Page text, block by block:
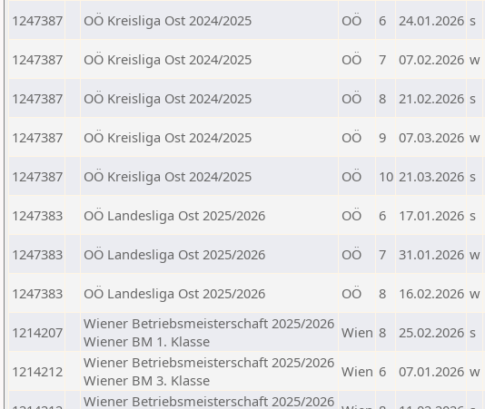
1247387 OÖ Kreisliga Ost 2024/2025 OÖ 6 24.01.2026 s
1247387 OÖ Kreisliga Ost 2024/2025 OÖ 7 07.02.2026 w
1247387 OÖ Kreisliga Ost 2024/2025 OÖ 8 21.02.2026 s
1247387 OÖ Kreisliga Ost 2024/2025 OÖ 9 07.03.2026 w
1247387 OÖ Kreisliga Ost 2024/2025 OÖ 10 21.03.2026 s
1247383 OÖ Landesliga Ost 2025/2026 OÖ 6 17.01.2026 s
1247383 OÖ Landesliga Ost 2025/2026 OÖ 7 31.01.2026 w
1247383 OÖ Landesliga Ost 2025/2026 OÖ 8 16.02.2026 w
1214207
Wiener Betriebsmeisterschaft 2025/2026
Wiener BM 1. Klasse
Wien 8 25.02.2026 s
1214212
Wiener Betriebsmeisterschaft 2025/2026
Wiener BM 3. Klasse
Wien 6 07.01.2026 w
Wiener Betriebsmeisterschaft 2025/2026